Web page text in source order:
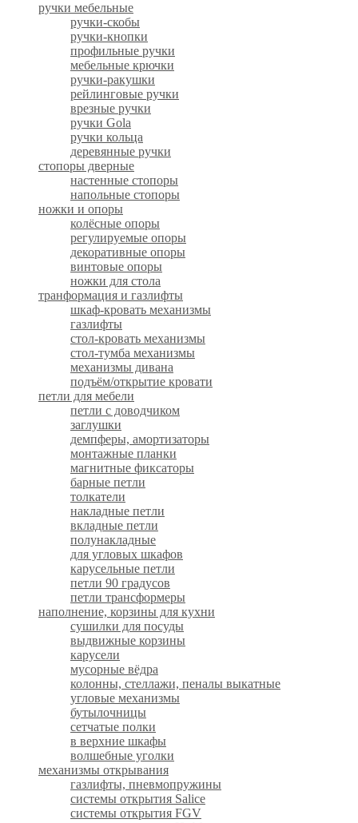
ручки мебельные
ручки-скобы
ручки-кнопки
профильные ручки
мебельные крючки
ручки-ракушки
рейлинговые ручки
врезные ручки
ручки Gola
ручки кольца
деревянные ручки
стопоры дверные
настенные стопоры
напольные стопоры
ножки и опоры
колёсные опоры
регулируемые опоры
декоративные опоры
винтовые опоры
ножки для стола
транформация и газлифты
шкаф-кровать механизмы
газлифты
стол-кровать механизмы
стол-тумба механизмы
механизмы дивана
подъём/открытие кровати
петли для мебели
петли с доводчиком
заглушки
демпферы, амортизаторы
монтажные планки
магнитные фиксаторы
барные петли
толкатели
накладные петли
вкладные петли
полунакладные
для угловых шкафов
карусельные петли
петли 90 градусов
петли трансформеры
наполнение, корзины для кухни
сушилки для посуды
выдвижные корзины
карусели
мусорные вёдра
колонны, стеллажи, пеналы выкатные
угловые механизмы
бутылочницы
сетчатые полки
в верхние шкафы
волшебные уголки
механизмы открывания
газлифты, пневмопружины
системы открытия Salice
системы открытия FGV